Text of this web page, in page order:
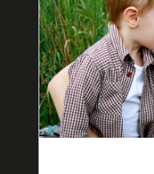
Mediación
Infancia y
Educación
Violencias de
Sensibilización
Formación
Investigación
Incidencia
Blog
Sala de prensa
Materiales y
Campañas
COLABORA
Haz tu donación
Únete a nuestra
Si eres empresa